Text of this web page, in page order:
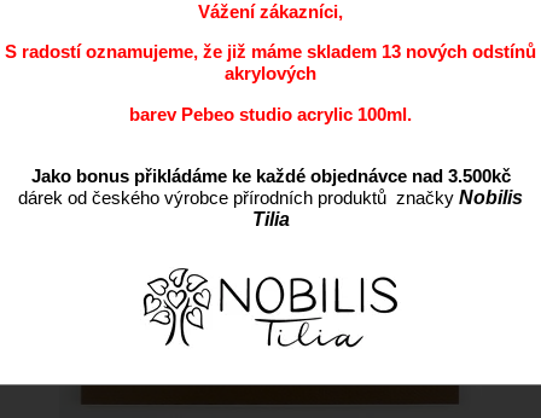
Vážení zákazníci,
S radostí oznamujeme, že již máme skladem 13 nových odstínů
akrylových
barev Pebeo studio acrylic 100ml.
Jako bonus přikládáme ke každé objednávce nad 3.500kč
dárek od českého výrobce přírodních produktů značky Nobilis
Tilia